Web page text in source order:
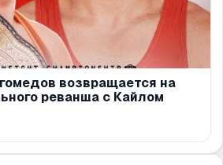
возвращается на
реванша с Кайлом